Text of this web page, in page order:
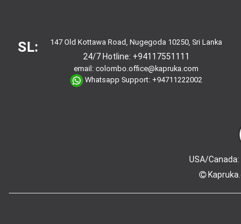
SL: 147 Old Kottawa Road, Nugegoda 10250, Sri Lanka
24/7 Hotline: +94117551111
email:colombo.office@kapruka.com
Whatsapp Support: +94711222002
USA/